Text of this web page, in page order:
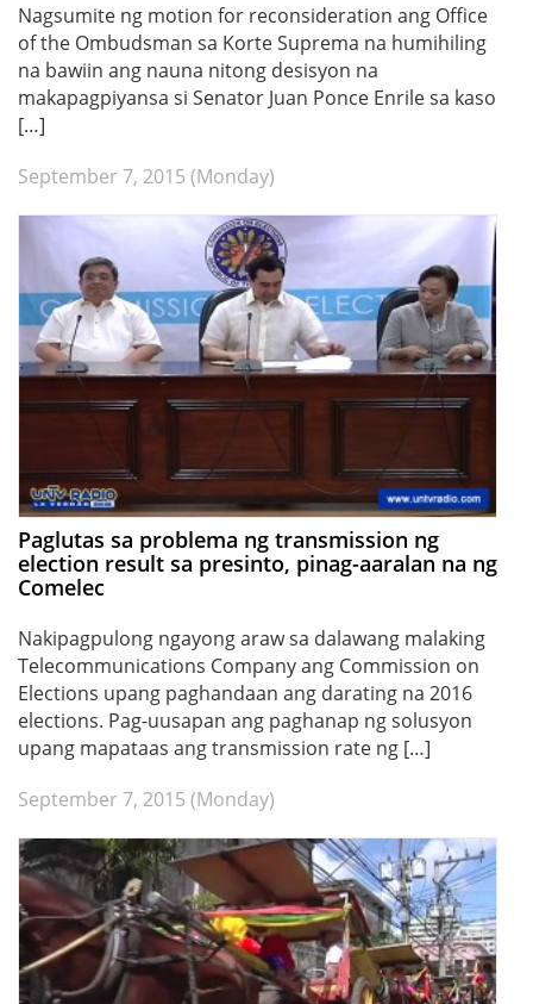
Nagsumite ng motion for reconsideration ang Office
of the Ombudsman sa Korte Suprema na humihiling
na bawiin ang nauna nitong desisyon na
makapagpiyansa si Senator Juan Ponce Enrile sa kaso
[…]
September 7, 2015 (Monday)
Paglutas sa problema ng transmission ng
election result sa presinto, pinag-aaralan na ng
Comelec
Nakipagpulong ngayong araw sa dalawang malaking
Telecommunications Company ang Commission on
Elections upang paghandaan ang darating na 2016
elections. Pag-uusapan ang paghanap ng solusyon
upang mapataas ang transmission rate ng […]
September 7, 2015 (Monday)